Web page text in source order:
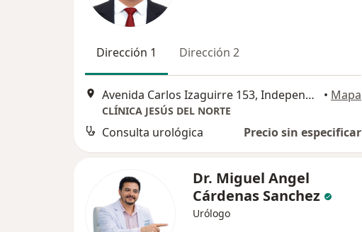
Dirección 1 Dirección 2
Avenida Carlos Izaguirre 153, Independencia • Mapa
CLÍNICA JESÚS DEL NORTE
Consulta urológica Precio sin especificar
Dr. Miguel Angel
Cárdenas Sanchez
Urólogo